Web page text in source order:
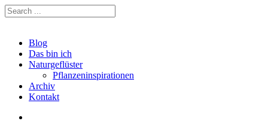
Blog
Das bin ich
Naturgeflüster
Pflanzeninspirationen
Archiv
Kontakt